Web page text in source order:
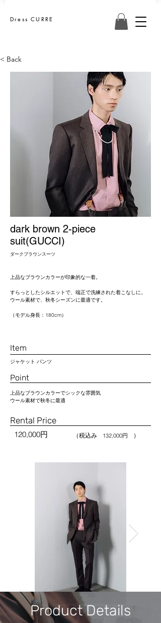
Dress CURRE
dark brown 2-piece
suit(GUCCI)
ダークブラウンスーツ
上品なブラウンカラーが印象的な一着。
すらっとしたシルエットで、端正で洗練された着こなしに。
ウール素材で、秋冬シーズンに最適です。
（モデル身長：180cm）
Item
ジャケット パンツ
Point
上品なブラウンカラーでシックな雰囲気
ウール素材で秋冬に最適
​Rental Price
120,000円 （税込み ）
132,000円
< Back
Product Details